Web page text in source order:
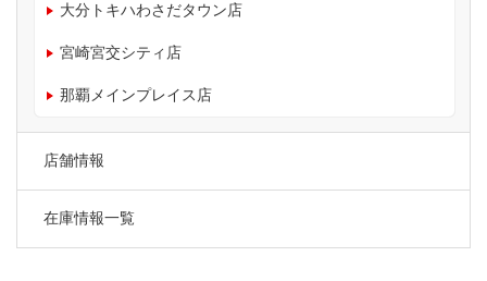
大分トキハわさだタウン店
宮崎宮交シティ店
那覇メインプレイス店
店舗情報
在庫情報一覧